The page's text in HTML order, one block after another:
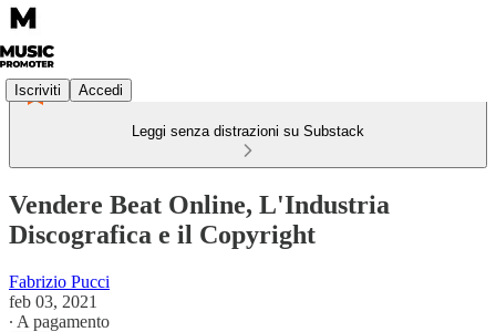
Iscriviti Accedi
Leggi senza distrazioni su Substack
Vendere Beat Online, L'Industria
Discografica e il Copyright
Fabrizio Pucci
feb 03, 2021
∙ A pagamento